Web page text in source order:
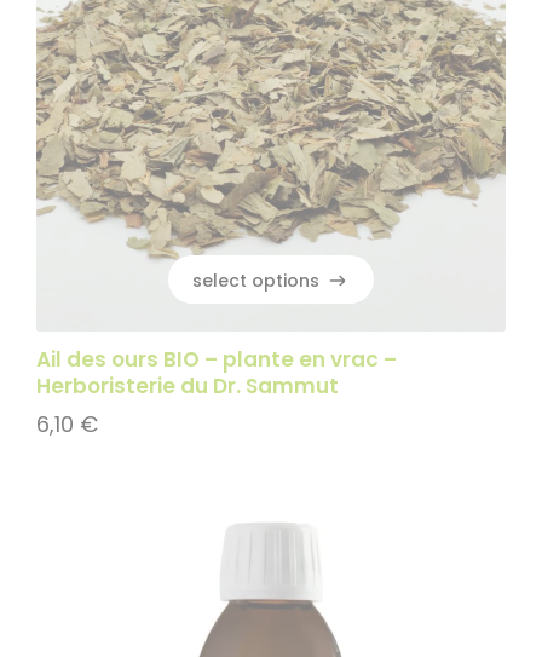
select options
Ail des ours BIO – plante en vrac –
Herboristerie du Dr. Sammut
6,10 €